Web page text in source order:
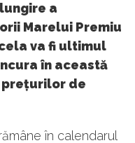
a
Marelui Premiu
va fi ultimul
în această
de
în calendarul